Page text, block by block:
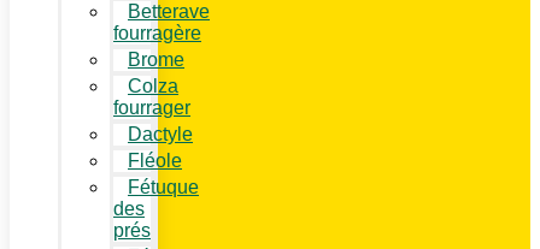
Betterave
fourragère
Brome
Colza
fourrager
Dactyle
Fléole
Fétuque
des
prés